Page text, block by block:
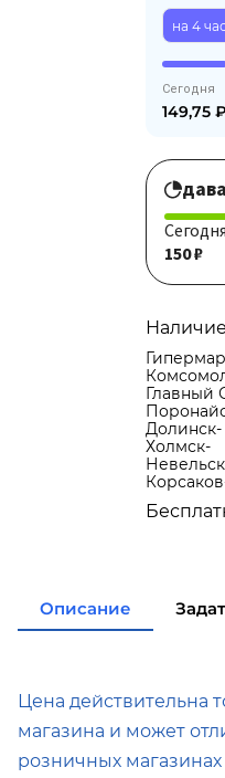
на 4
Сегодня
149,75 ₽
Сегодня
150 ₽
Главный
Долинск-
Холмск-
Невельск
Корсаков
от 35
в город
Описание
Цена действительна
магазина и может
розничных магазинах